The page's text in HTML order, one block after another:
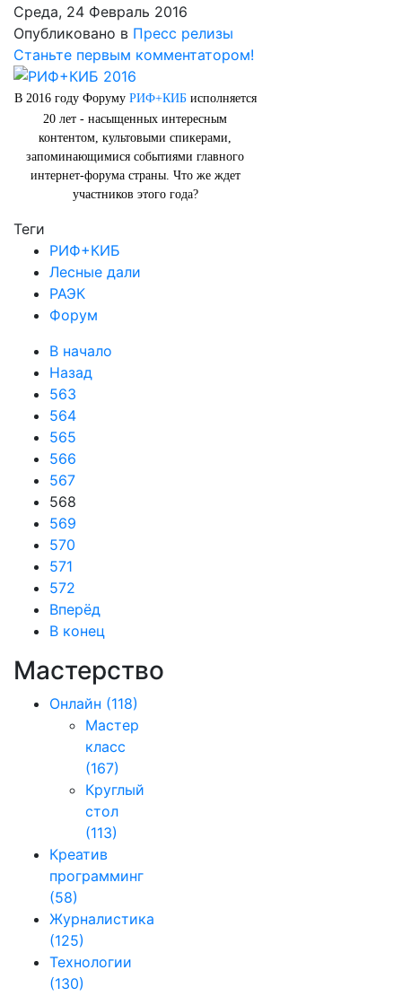
Среда, 24 Февраль 2016
Опубликовано в Пресс релизы
Станьте первым комментатором!
В 2016 году Форуму РИФ+КИБисполняется
20 лет - насыщенных интересным
контентом, культовыми спикерами,
запоминающимися событиями главного
интернет-форума страны. Что же ждет
участников этого года?
Теги
РИФ+КИБ
Лесные дали
РАЭК
Форум
В начало
Назад
563
564
565
566
567
568
569
570
571
572
Вперёд
В конец
Мастерство
Онлайн (118)
Мастер
класс
(167)
Круглый
стол
(113)
Креатив
программинг
(58)
Журналистика
(125)
Технологии
(130)